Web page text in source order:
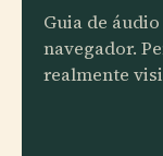
Guia de
navegador.
realmente